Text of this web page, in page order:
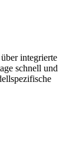
integrierte
schnell und